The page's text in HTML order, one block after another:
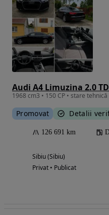
Audi A4 Limuzina 2.0
Promovat Detalii
126 691 km
Sibiu (Sibiu)
Privat • Publicat